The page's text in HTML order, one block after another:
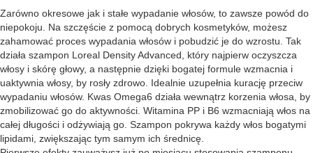
Zarówno okresowe jak i stałe wypadanie włosów, to zawsze powód do
niepokoju. Na szczęście z pomocą dobrych kosmetyków, możesz
zahamować proces wypadania włosów i pobudzić je do wzrostu. Tak
działa szampon Loreal Density Advanced, który najpierw oczyszcza
włosy i skórę głowy, a następnie dzięki bogatej formule wzmacnia i
uaktywnia włosy, by rosły zdrowo. Idealnie uzupełnia kurację przeciw
wypadaniu włosów. Kwas Omega6 działa wewnątrz korzenia włosa, by
zmobilizować go do aktywności. Witamina PP i B6 wzmacniają włos na
całej długości i odżywiają go. Szampon pokrywa każdy włos bogatymi
lipidami, zwiększając tym samym ich średnicę.